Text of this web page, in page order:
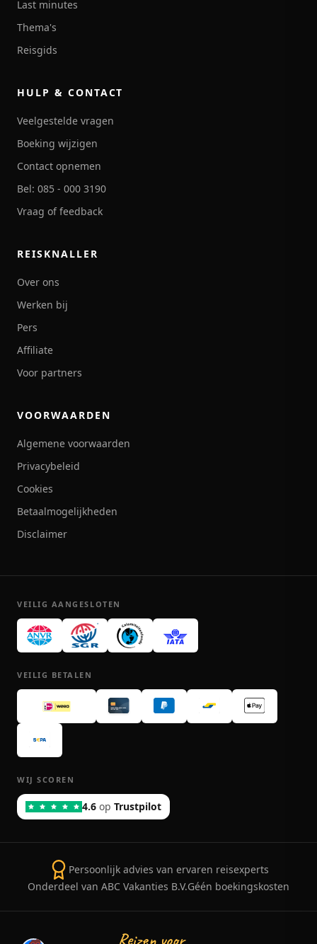
Last minutes
Thema's
Reisgids
HULP & CONTACT
Veelgestelde vragen
Boeking wijzigen
Contact opnemen
Bel: 085 - 000 3190
Vraag of feedback
REISKNALLER
Over ons
Werken bij
Pers
Affiliate
Voor partners
VOORWAARDEN
Algemene voorwaarden
Privacybeleid
Cookies
Betaalmogelijkheden
Disclaimer
VEILIG AANGESLOTEN
VEILIG BETALEN
WIJ SCOREN
4.6 op Trustpilot
Persoonlijk advies van ervaren reisexperts
Onderdeel van ABC Vakanties B.V.Géén boekingskosten